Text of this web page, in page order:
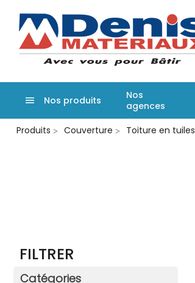
Aller
Nos produits
Nos
agences
Produits
Couverture Toiture en tuiles
FILTRER
Catégories